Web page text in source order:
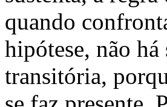
quando
hipótese, não
transitória,